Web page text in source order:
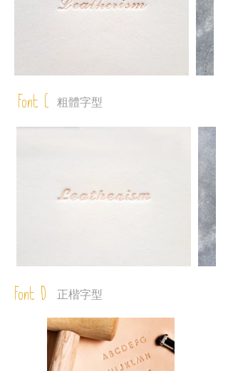
Font C 粗體字型
Font D 正楷字型